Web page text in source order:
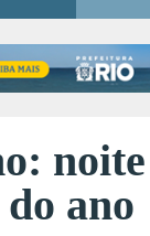
noite
ano